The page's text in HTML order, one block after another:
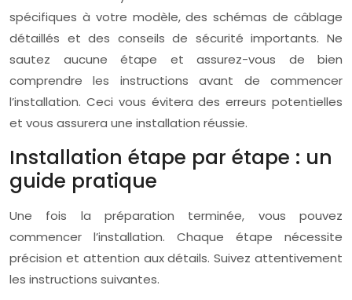
spécifiques à votre modèle, des schémas de câblage
détaillés et des conseils de sécurité importants. Ne
sautez aucune étape et assurez-vous de bien
comprendre les instructions avant de commencer
l’installation. Ceci vous évitera des erreurs potentielles
et vous assurera une installation réussie.
Installation étape par étape : un
guide pratique
Une fois la préparation terminée, vous pouvez
commencer l’installation. Chaque étape nécessite
précision et attention aux détails. Suivez attentivement
les instructions suivantes.